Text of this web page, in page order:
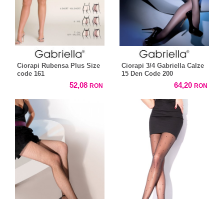
Ciorapi Rubensa Plus Size
code 161
52,08 RON
Ciorapi 3/4 Gabriella Calze
15 Den Code 200
64,20 RON